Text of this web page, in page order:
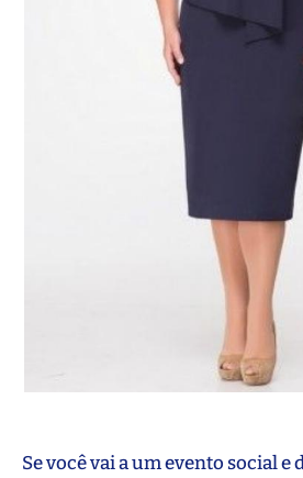
Se você vai a um evento social